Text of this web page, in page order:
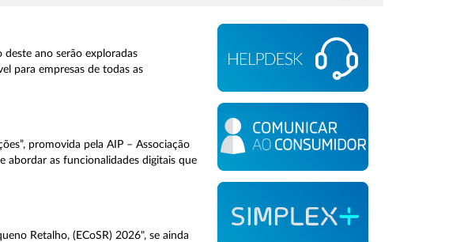
deste ano serão exploradas
para empresas de todas as
promovida pela AIP – Associação
abordar as funcionalidades digitais que
Retalho, (ECoSR) 2026", se ainda